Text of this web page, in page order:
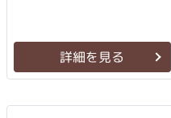
詳細を見る